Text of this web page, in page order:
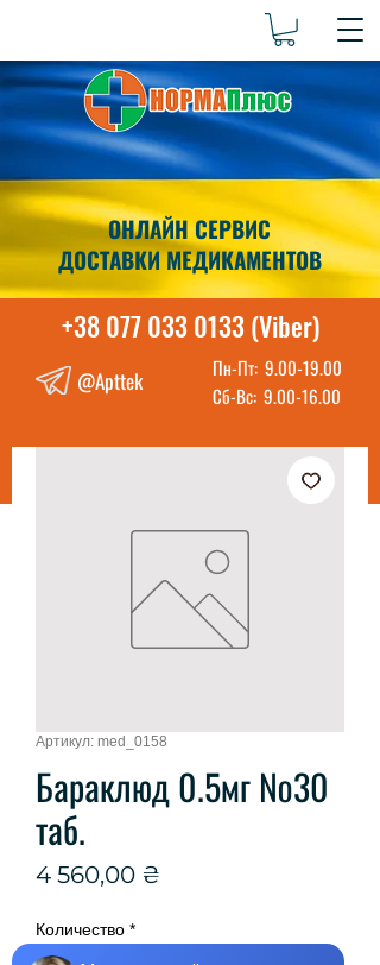
ОНЛАЙН СЕРВИС
ДОСТАВКИ МЕДИКАМЕНТОВ
+38 077 033 0133 (Viber)
@Apttek Пн-Пт: 9.00-19.00
Сб-Вс: 9.00-16.00
Артикул: med_0158
Бараклюд 0.5мг №30
таб.
4 560,00 ₴
Количество *